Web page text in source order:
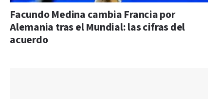
Facundo Medina cambia Francia por
Alemania tras el Mundial: las cifras del
acuerdo